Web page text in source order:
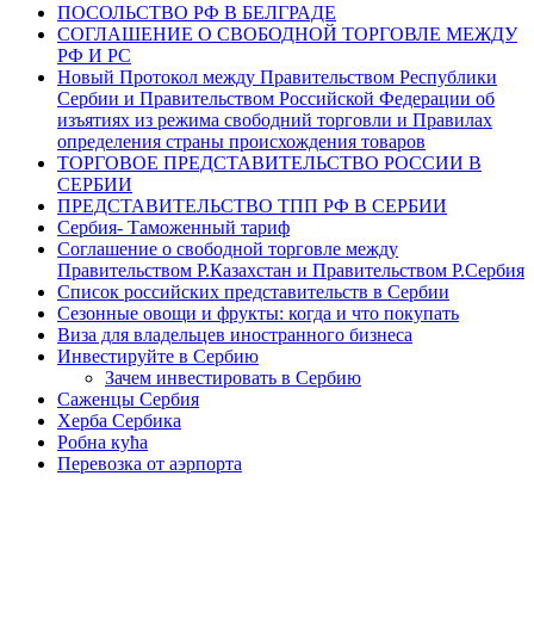
ПОСОЛЬСТВО РФ В БЕЛГРАДЕ
СОГЛАШЕНИЕ О СВОБОДНОЙ ТОРГОВЛЕ МЕЖДУ
РФ И РС
Новый Протокол между Правительством Республики
Сербии и Правительством Российской Федерации об
изъятиях из режима свободний торговли и Правилах
определения страны происхождения товаров
ТОРГОВОЕ ПРЕДСТАВИТЕЛЬСТВО РОССИИ В
СЕРБИИ
ПРЕДСТАВИТЕЛЬСТВО ТПП РФ В СЕРБИИ
Сербия- Таможенный тариф
Соглашение о свободной торговле между
Правительством Р.Казахстан и Правительством Р.Сербия
Список российских представительств в Сербии
Сезонные овощи и фрукты: когда и что покупать
Виза для владельцев иностранного бизнеса
Инвестируйте в Сербию
Зачем инвестировать в Сербию
Саженцы Сербия
Херба Сербика
Робна кућа
Перевозка от аэрпорта